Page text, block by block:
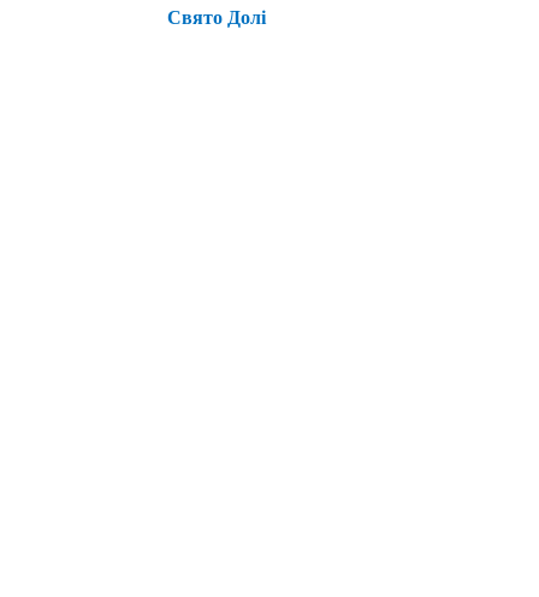
Свято Долі